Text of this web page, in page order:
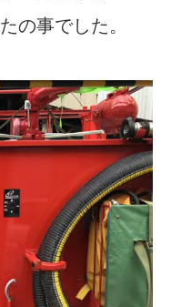
の事でした。